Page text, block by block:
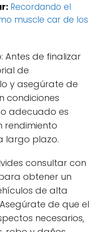
Recordando el
muscle car de los
Antes de finalizar
de
y asegúrate de
condiciones
adecuado es
rendimiento
largo plazo.
consultar con
obtener un
de alta
de que el
necesarios,